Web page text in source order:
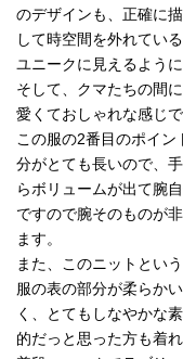
のデザインも、正確に
して時空間を外れてい
ユニークに見えるように
そして、クマたちの間
愛くておしゃれな感じ
この服の2番目のポイ
分がとても長いので、
らボリュームが出て腕
ですので腕そのものが
ます。
また、このニットとい
服の表の部分が柔らか
く、とてもしなやかな
的だっと思った方も着